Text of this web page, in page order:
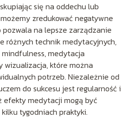
się na oddechu lub
zredukować negatywne
pozwala na lepsze zarządzanie
różnych technik medytacyjnych,
medytacja
wizualizacja, które można
potrzeb. Niezależnie od
do sukcesu jest regularność i
efekty medytacji mogą być
tygodniach praktyki.